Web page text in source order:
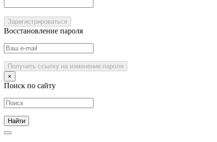
Зарегистрироваться
Восстановление пароля
Получить ссылку на изменение пароля
×
Поиск по сайту